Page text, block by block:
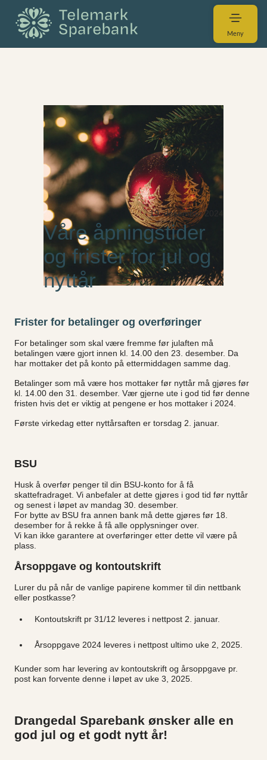
Meny
Våre åpningstider
og frister for jul og
nyttår
19. desember 2024
Frister for betalinger og overføringer
For betalinger som skal være fremme før julaften må
betalingen være gjort innen kl. 14.00 den 23. desember. Da
har mottaker det på konto på ettermiddagen samme dag.
Betalinger som må være hos mottaker før nyttår må gjøres før
kl. 14.00 den 31. desember. Vær gjerne ute i god tid før denne
fristen hvis det er viktig at pengene er hos mottaker i 2024.
Første virkedag etter nyttårsaften er torsdag 2. januar.
BSU
Husk å overfør penger til din BSU-konto for å få
skattefradraget. Vi anbefaler at dette gjøres i god tid før nyttår
og senest i løpet av mandag 30. desember.
For bytte av BSU fra annen bank må dette gjøres før 18.
desember for å rekke å få alle opplysninger over.
Vi kan ikke garantere at overføringer etter dette vil være på
plass.
Årsoppgave og kontoutskrift
Lurer du på når de vanlige papirene kommer til din nettbank
eller postkasse?
Kontoutskrift pr 31/12 leveres i nettpost 2. januar.
Årsoppgave 2024 leveres i nettpost ultimo uke 2, 2025.
Kunder som har levering av kontoutskrift og årsoppgave pr.
post kan forvente denne i løpet av uke 3, 2025.
Drangedal Sparebank ønsker alle en
god jul og et godt nytt år!